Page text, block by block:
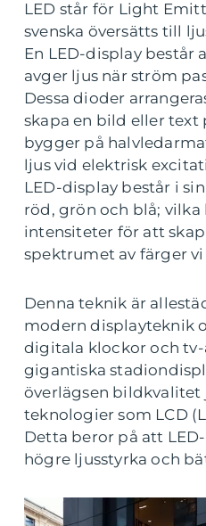
LED står för Light
svenska översätts till
En LED-display består
avger ljus när ström
Dessa dioder
skapa en bild eller text
bygger på
ljus vid elektrisk
LED-display består i
röd, grön och blå;
intensiteter för att
spektrumet av färger vi
Denna teknik är
modern displayteknik
digitala klockor och
gigantiska
överlägsen
teknologier som LCD
Detta beror på att
högre ljusstyrka och